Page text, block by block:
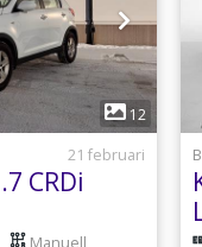
12
21 februari
CRDi
Manuell